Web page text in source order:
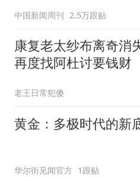
中国新闻周刊 2.5万跟贴
康复老太纱布离奇消
再度找阿杜讨要钱财
老王日常犯傻
黄金：多极时代的新
华尔街见闻官方 1跟贴